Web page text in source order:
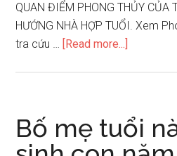
QUAN ĐIỂM PHONG THỦY CỦA
HƯỚNG NHÀ HỢP TUỔI. Xem
tra cứu … [Read more...]
HỢP
TUỔI
|
Bố mẹ tuổi